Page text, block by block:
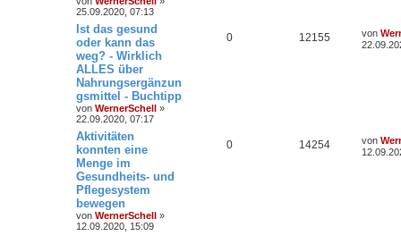
25.09.2020, 07:13
Ist das gesund
oder kann das
weg? - Wirklich
ALLES über
Nahrungsergänzun
gsmittel - Buchtipp
von WernerSchell »
22.09.2020, 07:17
0 12155 von
Aktivitäten
konnten eine
Menge im
Gesundheits- und
Pflegesystem
bewegen
von WernerSchell »
12.09.2020, 15:09
0 14254 von